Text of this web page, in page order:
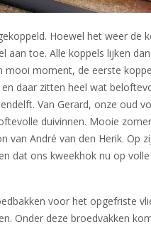
Hoewel het weer de
toe. Alle koppels lijken
moment, de eerste
daar zitten heel wat
Van Gerard, onze oud
duivinnen. Mooie
van André van den Herik. Op
dat ons kweekhok nu op
voor het opgefriste
Onder deze broedvakken